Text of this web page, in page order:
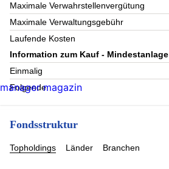
Maximale Verwahrstellenvergütung
Maximale Verwaltungsgebühr
Laufende Kosten
Information zum Kauf - Mindestanlage
Einmalig
Folgende
Fondsstruktur
Topholdings Länder Branchen
manager magazin